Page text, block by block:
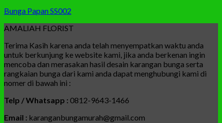
Bunga Papan SS002
AMALIAH FLORIST
Terima Kasih karena anda telah menyempatkan waktu anda
untuk berkunjung ke website kami, jika anda berkenan ingin
mencoba dan merasakan hasil desain karangan bunga serta
rangkaian bunga dari kami anda dapat menghubungi kami di
nomer di bawah ini :
Telp / Whatsapp : 0812-9643-1466
Email : karanganbungamurah@gmail.com